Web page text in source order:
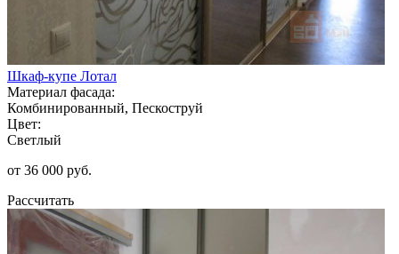
Шкаф-купе Лотал
Материал фасада:
Комбинированный, Пескоструй
Цвет:
Светлый
от 36 000 руб.
Рассчитать